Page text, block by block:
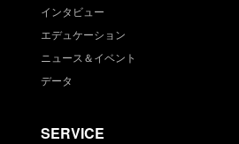
インタビュー
エデュケーション
ニュース＆イベント
データ
SERVICE